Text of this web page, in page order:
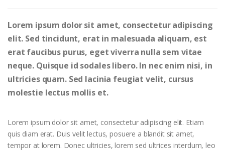
Lorem ipsum dolor sit amet, consectetur adipiscing
elit. Sed tincidunt, erat in malesuada aliquam, est
erat faucibus purus, eget viverra nulla sem vitae
neque. Quisque id sodales libero. In nec enim nisi, in
ultricies quam. Sed lacinia feugiat velit, cursus
molestie lectus mollis et.
Lorem ipsum dolor sit amet, consectetur adipiscing elit. Etiam
quis diam erat. Duis velit lectus, posuere a blandit sit amet,
tempor at lorem. Donec ultricies, lorem sed ultrices interdum, leo